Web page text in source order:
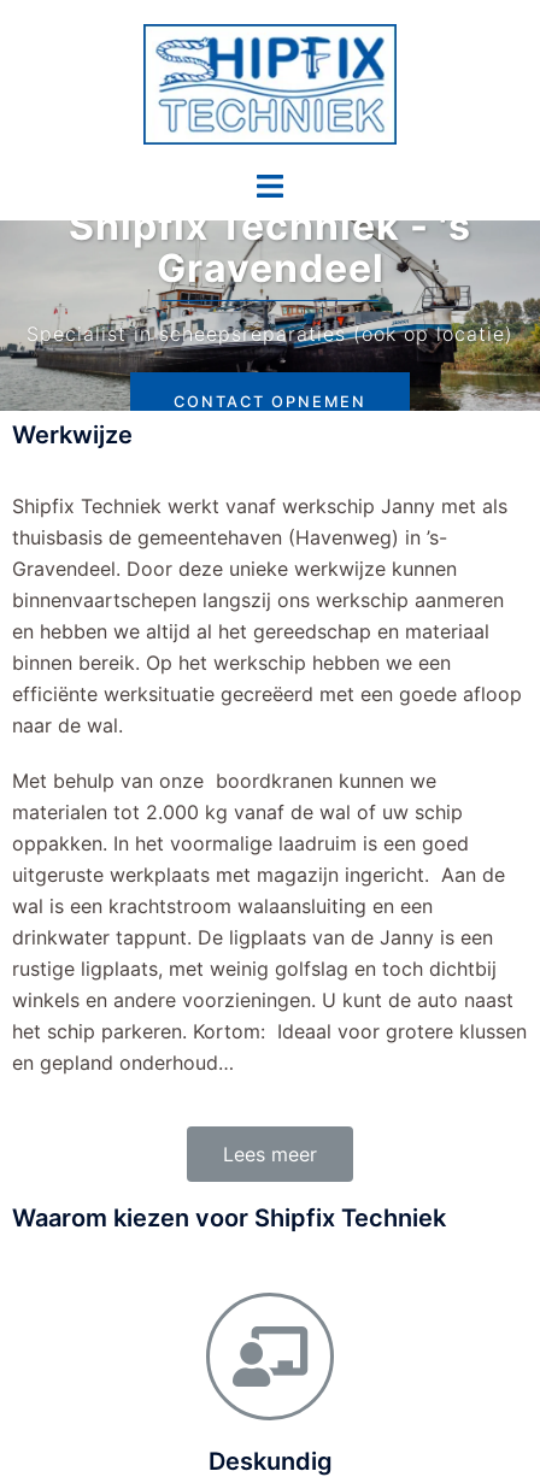
Shipfix Techniek - 's
Gravendeel
Specialist in scheepsreparaties (ook op locatie)
CONTACT OPNEMEN
Werkwijze
Shipfix Techniek werkt vanaf werkschip Janny met als
thuisbasis de gemeentehaven (Havenweg) in ’s-
Gravendeel. Door deze unieke werkwijze kunnen
binnenvaartschepen langszij ons werkschip aanmeren
en hebben we altijd al het gereedschap en materiaal
binnen bereik. Op het werkschip hebben we een
efficiënte werksituatie gecreëerd met een goede afloop
naar de wal.
Met behulp van onze boordkranen kunnen we
materialen tot 2.000 kg vanaf de wal of uw schip
oppakken. In het voormalige laadruim is een goed
uitgeruste werkplaats met magazijn ingericht. Aan de
wal is een krachtstroom walaansluiting en een
drinkwater tappunt. De ligplaats van de Janny is een
rustige ligplaats, met weinig golfslag en toch dichtbij
winkels en andere voorzieningen. U kunt de auto naast
het schip parkeren. Kortom: Ideaal voor grotere klussen
en gepland onderhoud…
Lees meer
Waarom kiezen voor Shipfix Techniek
Deskundig